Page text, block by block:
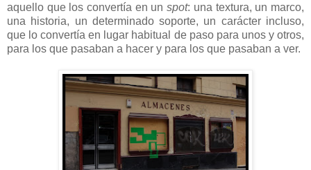
aquello que los convertía en unspot: una textura, un marco,
una historia, un determinado soporte, un carácter incluso,
que lo convertía en lugar habitual de paso para unos y otros,
para los que pasaban a hacer y para los que pasaban a ver.